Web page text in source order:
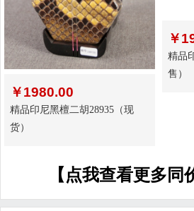
￥1980.00
精品印尼黑檀二胡28935（现
货）
￥
精品
售）
【点我查看更多同